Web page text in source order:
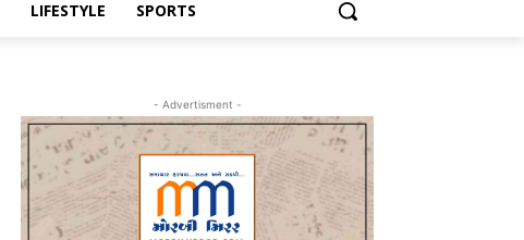
LIFESTYLE SPORTS
- Advertisment -